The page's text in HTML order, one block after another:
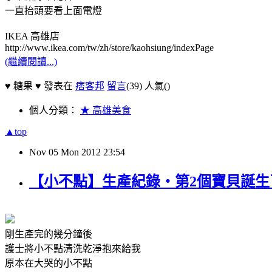
一直抬頭要看上面電燈
IKEA 高雄店
http://www.ikea.com/tw/zh/store/kaohsiung/indexPage
(繼續閱讀...)
♥ 糖果 ♥ 發表在 痞客邦 留言(39) 人氣()
個人分類： ★ 高雄美食
▲top
Nov 05 Mon 2012 23:54
【小不點】生產紀錄‧第2個寶貝誕
剛生產完的幾分鐘後
護士將小不點清洗乾淨抱來給我
原本在大哭的小不點